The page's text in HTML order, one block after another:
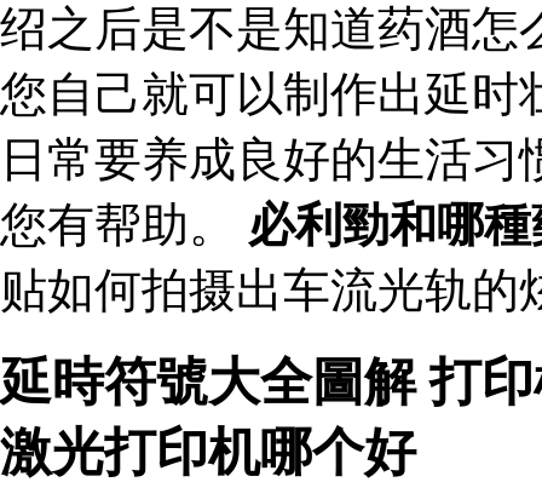
绍之后是不是知道药酒怎
您自己就可以制作出延时
日常要养成良好的生活
您有帮助。 必利勁和哪
贴如何拍摄出车流光轨的
延時符號大全圖解 打
激光打印机哪个好